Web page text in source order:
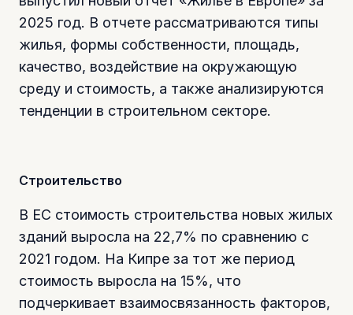
2025 год. В отчете рассматриваются типы
жилья, формы собственности, площадь,
качество, воздействие на окружающую
среду и стоимость, а также анализируются
тенденции в строительном секторе.
Строительство
В ЕС стоимость строительства новых жилых
зданий выросла на 22,7% по сравнению с
2021 годом. На Кипре за тот же период
стоимость выросла на 15%, что
подчеркивает взаимосвязанность факторов,